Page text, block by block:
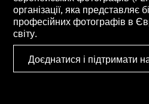
організації, яка представляє
професійних фотографів в
світу.
Доєднатися і підтримати